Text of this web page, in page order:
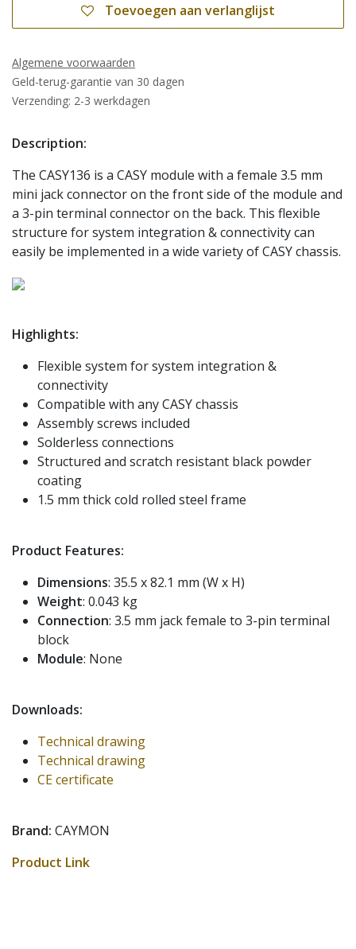
Toevoegen aan verlanglijst
Algemene voorwaarden
Geld-terug-garantie van 30 dagen
Verzending: 2-3 werkdagen
Description:
The CASY136 is a CASY module with a female 3.5 mm
mini jack connector on the front side of the module and
a 3-pin terminal connector on the back. This flexible
structure for system integration & connectivity can
easily be implemented in a wide variety of CASY chassis.
Highlights:
Flexible system for system integration &
connectivity
Compatible with any CASY chassis
Assembly screws included
Solderless connections
Structured and scratch resistant black powder
coating
1.5 mm thick cold rolled steel frame
Product Features:
Dimensions: 35.5 x 82.1 mm (W x H)
Weight: 0.043 kg
Connection: 3.5 mm jack female to 3-pin terminal
block
Module: None
Downloads:
Technical drawing
Technical drawing
CE certificate
Brand: CAYMON
Product Link